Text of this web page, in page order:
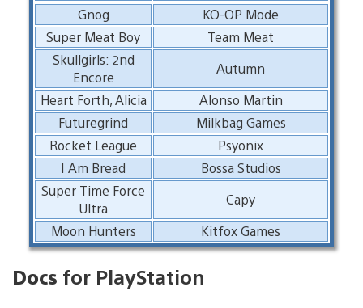
Gnog
KO-OP Mode
Super Meat Boy
Team Meat
Skullgirls: 2nd
Encore
Autumn
Heart Forth, Alicia
Alonso Martin
Futuregrind
Milkbag Games
Rocket League
Psyonix
I Am Bread
Bossa Studios
Super Time Force
Ultra
Capy
Moon Hunters
Kitfox Games
Docs for PlayStation